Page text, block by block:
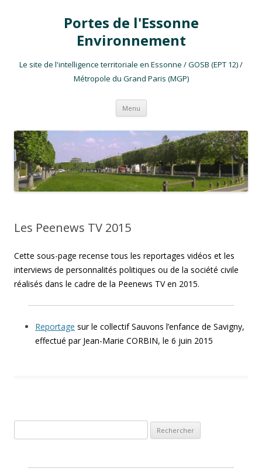
Portes de l'Essonne
Environnement
Le site de l'intelligence territoriale en Essonne / GOSB (EPT 12) /
Métropole du Grand Paris (MGP)
Menu Aller au contenu
Les Peenews TV 2015
Cette sous-page recense tous les reportages vidéos et les
interviews de personnalités politiques ou de la société civile
réalisés dans le cadre de la Peenews TV en 2015.
Reportage sur le collectif Sauvons l’enfance de Savigny,
effectué par Jean-Marie CORBIN, le 6 juin 2015